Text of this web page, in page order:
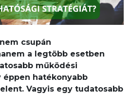
csupán
a legtöbb esetben
működési
hatékonyabb
Vagyis egy tudatosabb